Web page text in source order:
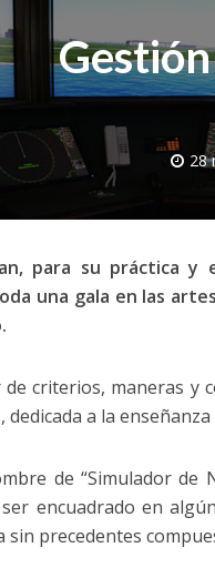
28
para su práctica
una gala en las
criterios, maneras y
a la
de “Simulador
encuadrado en
precedentes